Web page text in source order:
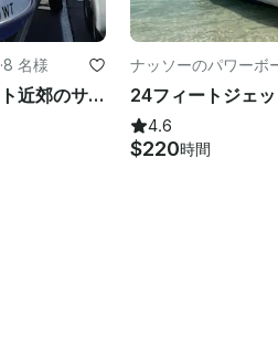
·8 名様
ノースカロライナ州シャーロット近郊のサウスカロライナ州ノーマン湖/ワイリー湖での楽しい時間のジェットスキーレンタル
ナッソーのパワーボ
4.6
$220時間